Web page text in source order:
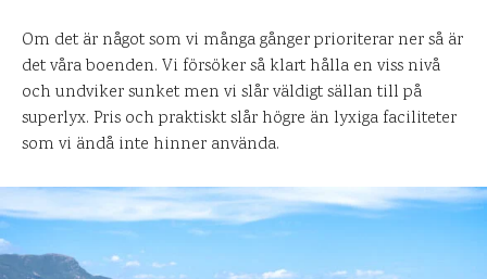
Om det är något som vi många gånger prioriterar ner så är
det våra boenden. Vi försöker så klart hålla en viss nivå
och undviker sunket men vi slår väldigt sällan till på
superlyx. Pris och praktiskt slår högre än lyxiga faciliteter
som vi ändå inte hinner använda.